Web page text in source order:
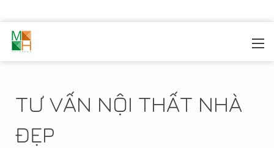
TƯ VẤN NỘI THẤT NHÀ
ĐẸP